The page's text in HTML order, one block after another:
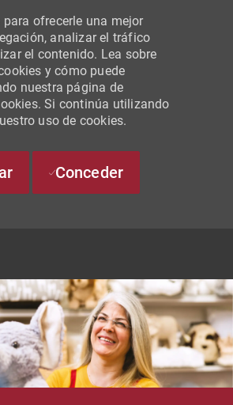
ofrecerle una mejor
analizar el tráfico
el contenido. Lea sobre
y cómo puede
nuestra página de
Si continúa utilizando
uso de cookies.
Conceder